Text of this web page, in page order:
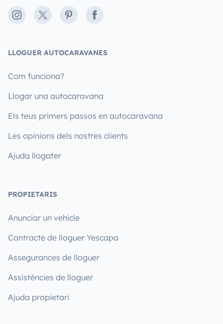
Instagram
X PinterestFacebook
LLOGUER AUTOCARAVANES
Com funciona?
Llogar una autocaravana
Els teus primers passos en autocaravana
Les opinions dels nostres clients
Ajuda llogater
PROPIETARIS
Anunciar un vehicle
Contracte de lloguer Yescapa
Assegurances de lloguer
Assistències de lloguer
Ajuda propietari